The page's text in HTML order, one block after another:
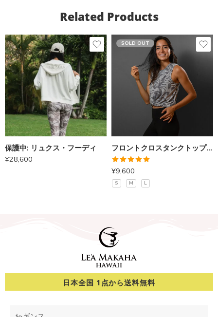
Related Products
保護中: リュクス・フーディ
¥28,600
SOLD OUT
フロントクロスタンクトップ（トロピカルグレー）
5段階中
5.00の評価
¥9,600
S M L
日本全国 1点から送料無料